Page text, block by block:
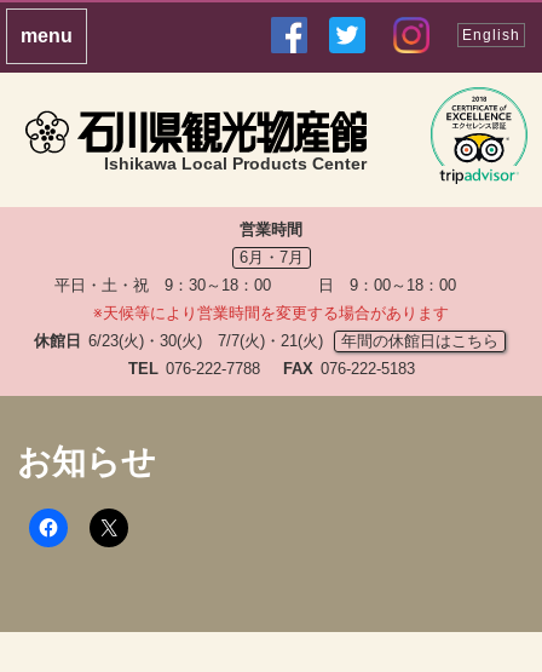
Ishikawa Local Products Center
English
営業時間
6月・7月
平日・土・祝 9：30～18：00 日 9：00～18：00
※天候等により営業時間を変更する場合があります
休館日 6/23(火)・30(火) 7/7(火)・21(火)
年間の休館日はこちら
TEL 076-222-7788 FAX 076-222-5183
お知らせ